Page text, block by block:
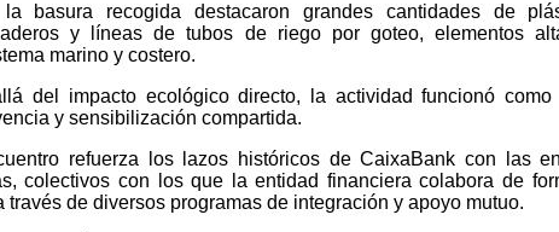
la basura recogida destacaron grandes cantidades de
y líneas de tubos de riego por goteo, elementos
marino y costero.
del impacto ecológico directo, la actividad funcionó
y sensibilización compartida.
refuerza los lazos históricos de CaixaBank con las
colectivos con los que la entidad financiera colabora de
través de diversos programas de integración y apoyo mutuo.